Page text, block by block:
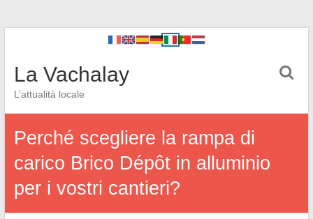
La Vachalay
L’attualità locale
Perché scegliere la rampa di
carico Brico Dépôt in alluminio
per i vostri cantieri?